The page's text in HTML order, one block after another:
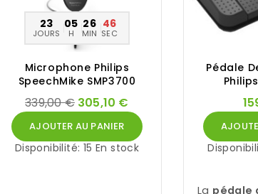
23
JOURS
05
H
26
MIN
45
SEC
Microphone Philips
SpeechMike SMP3700
339,00 € 305,10 €
AJOUTER AU PANIER
Disponibilité: 15 En stock
Pédale
La pédale